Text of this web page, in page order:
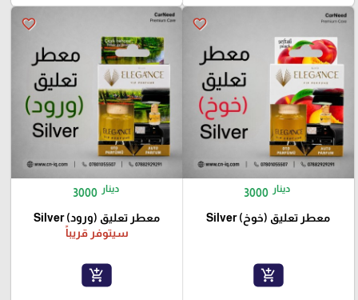
favorite_border
3000 دينار
معطر تعليق (خوخ) Silver
add_shopping_cart
favorite_border
3000 دينار
معطر تعليق (ورود) Silver
سيتوفر قريباً
add_shopping_cart